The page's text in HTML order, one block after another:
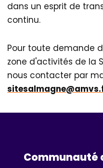
dans un esprit de
continu.
Pour toute demande
zone d'activités de la
nous contacter par